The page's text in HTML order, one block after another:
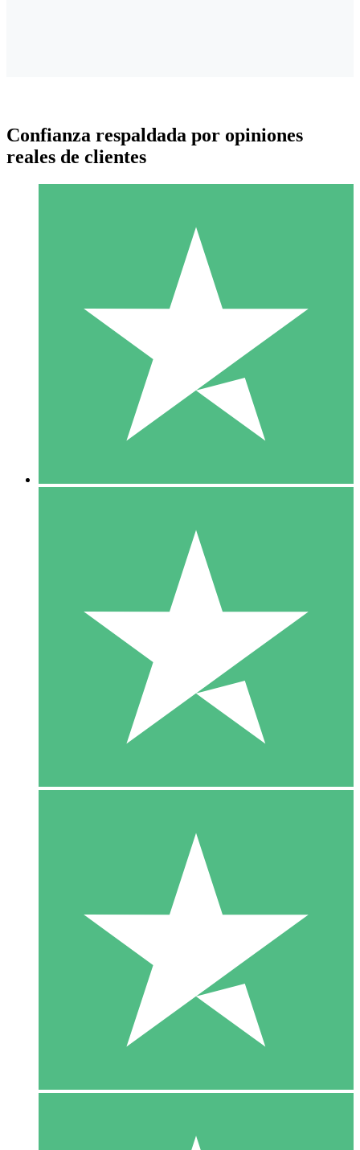
Paquetes de Créditos Individuales
Paga según el uso con créditos de descarga. Sin compromiso
10 00
10 Descargas
20 00
Confianza respaldada por opiniones
reales de clientes